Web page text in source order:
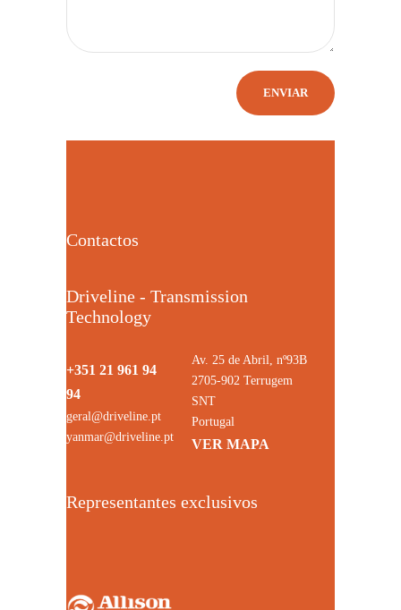
Contactos
Driveline - Transmission
Technology
+351 21 961 94
94
geral@driveline.pt
yanmar@driveline.pt
Av. 25 de Abril, nº93B
2705-902 Terrugem
SNT
Portugal
VER MAPA
Representantes exclusivos